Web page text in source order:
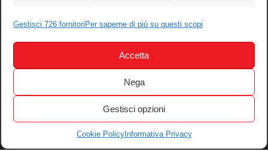
Gestisci 726 fornitori Per saperne di più su questi scopi
Accetta
Nega
Gestisci opzioni
Cookie PolicyInformativa Privacy
Games
Test
Audio
Festival & Concorsi